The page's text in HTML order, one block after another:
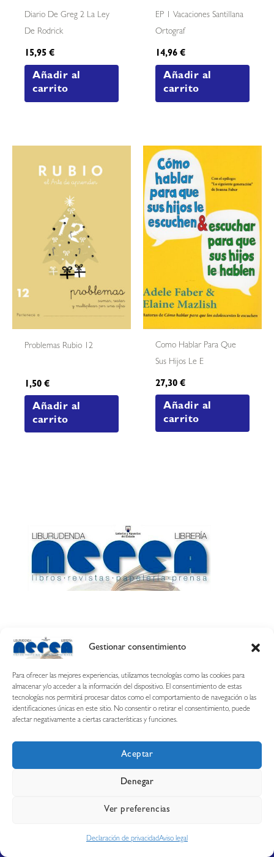
Gestionar consentimiento
Para ofrecer las mejores experiencias, utilizamos tecnologías como las cookies para
almacenar y/o acceder a la información del dispositivo. El consentimiento de estas
tecnologías nos permitirá procesar datos como el comportamiento de navegación o las
identificaciones únicas en este sitio. No consentir o retirar el consentimiento, puede
afectar negativamente a ciertas características y funciones.
Aceptar
Denegar
Ver preferencias
Declaración de privacidadAviso legal
Diario De Greg 2 La Ley
De Rodrick
15,95€
Añadir al
carrito
EP 1 Vacaciones Santillana
Ortograf
14,96€
Añadir al
carrito
Problemas Rubio 12
1,50€
Añadir al
carrito
Como Hablar Para Que
Sus Hijos Le E
27,30€
Añadir al
carrito
Calle Esquíroz, 27
687 54 31 70
nerearetamonge@gmail.com
Aviso legal
Condiciones de uso y compra
Política de cookies